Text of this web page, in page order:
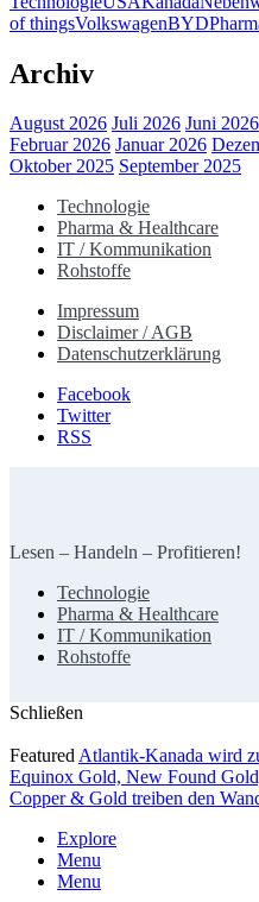
of thingsVolkswagenBYD
Archiv
August 2026 Juli 2026 Juni 2026
Februar 2026 Januar 2026
Oktober 2025 September 2025
Technologie
Pharma & Healthcare
IT / Kommunikation
Rohstoffe
Impressum
Disclaimer / AGB
Datenschutzerklärung
Facebook
Twitter
RSS
Lesen – Handeln – Profitieren!
Technologie
Pharma & Healthcare
IT / Kommunikation
Rohstoffe
Schließen
Featured Atlantik-Kanada wird
Equinox Gold, New Found
Copper & Gold treiben den
Explore
Menu
Menu